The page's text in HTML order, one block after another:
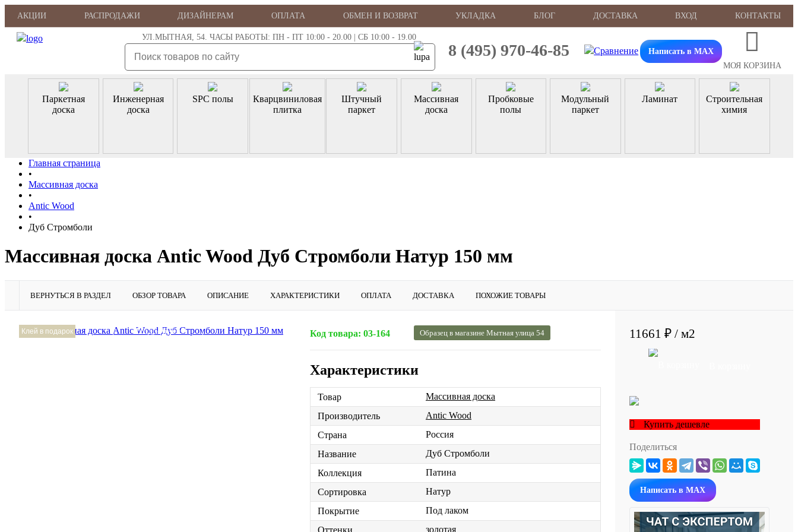
АКЦИИ РАСПРОДАЖИ ДИЗАЙНЕРАМ ОПЛАТА ОБМЕН И ВОЗВРАТ УКЛАДКА БЛОГ ДОСТАВКА ВХОД КОНТАКТЫ
УЛ.МЫТНАЯ, 54. ЧАСЫ РАБОТЫ: ПН - ПТ 10:00 - 20.00 | СБ 10:00 - 19.00
8 (495) 970-46-85
Написать в MAX
МОЯ КОРЗИНА
Паркетная
доска
Инженерная
доска
SPC полы
Кварцвиниловая
плитка
Штучный
паркет
Массивная
доска
Пробковые
полы
Модульный
паркет
Ламинат
Строительная
химия
Главная страница
•
Массивная доска
•
Antic Wood
•
Дуб Стромболи
Массивная доска Antic Wood Дуб Стромболи Натур 150 мм
ВЕРНУТЬСЯ В РАЗДЕЛ ОБЗОР ТОВАРА ОПИСАНИЕ ХАРАКТЕРИСТИКИ ОПЛАТА ДОСТАВКА ПОХОЖИЕ ТОВАРЫ
Клей в подарок Подробнее Код товара: 03-164 Образец в магазине Мытная улица 54
Характеристики
Товар
Массивная доска
Производитель
Antic Wood
Страна
Россия
Название
Дуб Стромболи
Коллекция
Патина
Сортировка
Натур
Покрытие
Под лаком
золотая
11661 ₽ / м2
Купить дешевле
Поделиться
Написать в MAX